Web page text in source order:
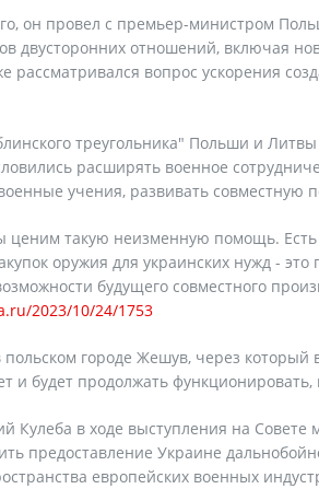
он провел с премьер-министром
двусторонних отношений, включая
вопрос ускорения
треугольника" Польши и
расширять военное
учения, развивать совместную
ценим такую неизменную помощь.
оружия для украинских нужд -
будущего совместного
2023/10/24/1753
городе Жешув, через который
и будет продолжать
в ходе выступления на Совете
предоставление Украине
европейских военных